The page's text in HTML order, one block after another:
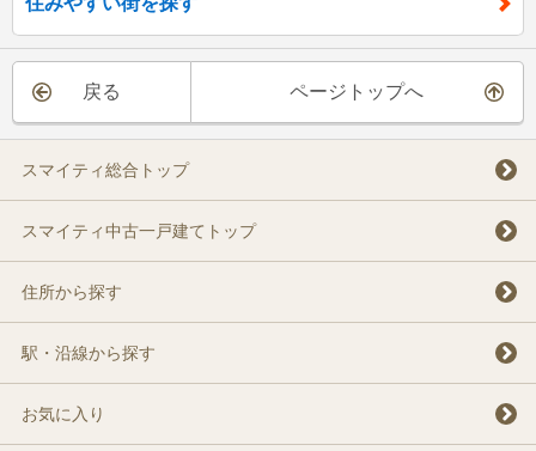
戻る ページトップへ
スマイティ総合トップ
スマイティ中古一戸建てトップ
住所から探す
駅・沿線から探す
お気に入り